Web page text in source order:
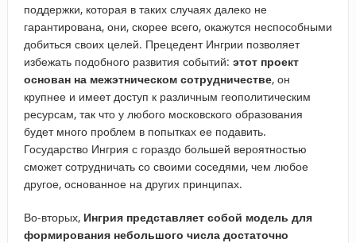
поддержки, которая в таких случаях далеко не
гарантирована, они, скорее всего, окажутся неспособными
добиться своих целей. Прецедент Ингрии позволяет
избежать подобного развития событий: этот проект
основан на межэтническом сотрудничестве, он
крупнее и имеет доступ к различным геополитическим
ресурсам, так что у любого московского образования
будет много проблем в попытках ее подавить.
Государство Ингрия с гораздо большей вероятностью
сможет сотрудничать со своими соседями, чем любое
другое, основанное на других принципах.
Во-вторых, Ингрия представляет собой модель для
формирования небольшого числа достаточно